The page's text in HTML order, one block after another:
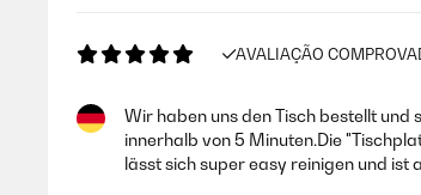
AVALIAÇÃO
Wir haben uns den Tisch bestellt
innerhalb von 5 Minuten.Die
lässt sich super easy reinigen und ist